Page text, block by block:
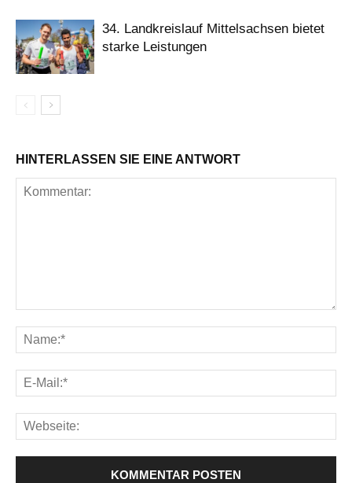
34. Landkreislauf Mittelsachsen bietet
starke Leistungen
HINTERLASSEN SIE EINE ANTWORT